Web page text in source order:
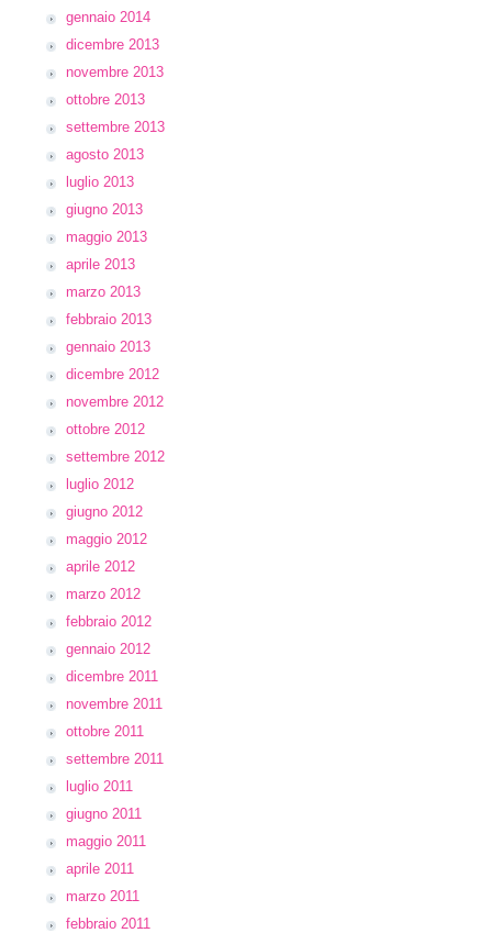
gennaio 2014
dicembre 2013
novembre 2013
ottobre 2013
settembre 2013
agosto 2013
luglio 2013
giugno 2013
maggio 2013
aprile 2013
marzo 2013
febbraio 2013
gennaio 2013
dicembre 2012
novembre 2012
ottobre 2012
settembre 2012
luglio 2012
giugno 2012
maggio 2012
aprile 2012
marzo 2012
febbraio 2012
gennaio 2012
dicembre 2011
novembre 2011
ottobre 2011
settembre 2011
luglio 2011
giugno 2011
maggio 2011
aprile 2011
marzo 2011
febbraio 2011